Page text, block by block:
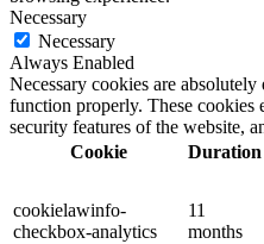
Necessary
Necessary
Always Enabled
Necessary cookies are
function properly. These cookies
security features of the website,
Cookie
Duration
cookielawinfo-
checkbox-analytics
11
months